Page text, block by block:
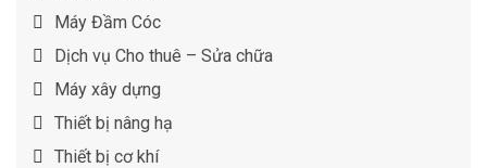
Máy Đầm Cóc
Dịch vụ Cho thuê – Sửa chữa
Máy xây dựng
Thiết bị nâng hạ
Thiết bị cơ khí